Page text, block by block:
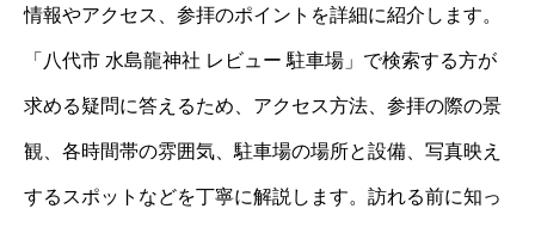
情報やアクセス、参拝のポイントを詳細に紹介します。
「八代市 水島龍神社 レビュー 駐車場」で検索する方が
求める疑問に答えるため、アクセス方法、参拝の際の景
観、各時間帯の雰囲気、駐車場の場所と設備、写真映え
するスポットなどを丁寧に解説します。訪れる前に知っ